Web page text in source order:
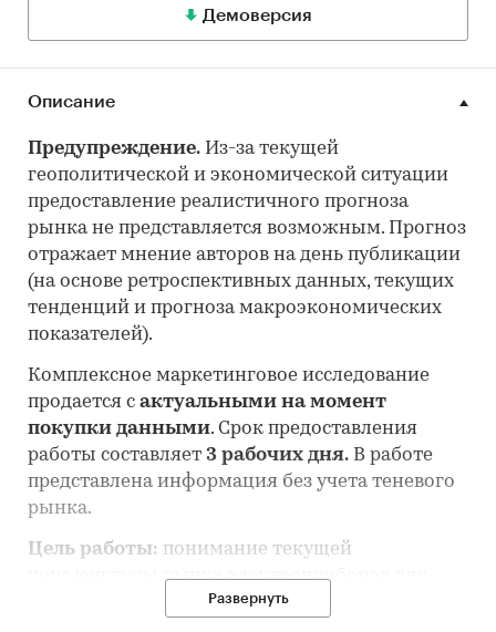
Демоверсия
Описание
Предупреждение. Из-за текущей
геополитической и экономической ситуации
предоставление реалистичного прогноза
рынка не представляется возможным. Прогноз
отражает мнение авторов на день публикации
(на основе ретроспективных данных, текущих
тенденций и прогноза макроэкономических
показателей).
Комплексное маркетинговое исследование
продается с актуальными на момент
покупки данными. Срок предоставления
работы составляет 3 рабочих дня. В работе
представлена информация без учета теневого
рынка.
Цель работы: понимание текущей
конъюнктуры рынка электроприборов для
обогрева воздуха и почвы и оценка перспектив
Развернуть